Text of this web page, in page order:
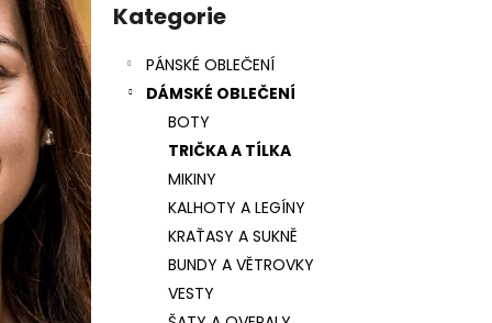
t
r
a
n
n
í
p
a
n
Přeskočit
kategorie
Kategorie
PÁNSKÉ OBLEČENÍ
DÁMSKÉ OBLEČENÍ
BOTY
TRIČKA A TÍLKA
MIKINY
KALHOTY A LEGÍNY
KRAŤASY A SUKNĚ
BUNDY A VĚTROVKY
VESTY
MIZUNO HEAT CHARGE BT TIGHT
J2GB177009 BLACK
799 Kč
Původně:1 890 Kč